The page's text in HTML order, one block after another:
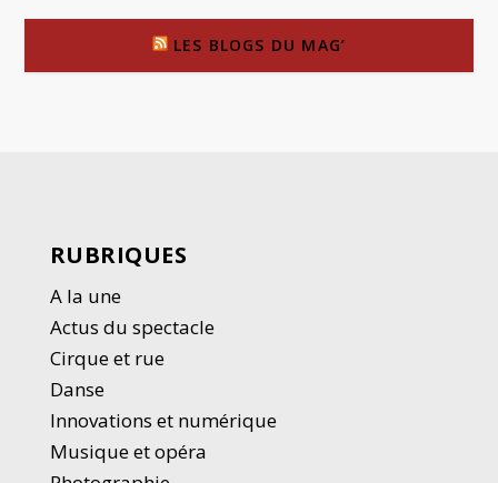
LES BLOGS DU MAG’
RUBRIQUES
A la une
Actus du spectacle
Cirque et rue
Danse
Innovations et numérique
Musique et opéra